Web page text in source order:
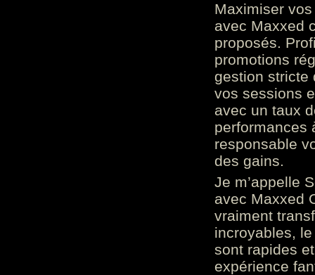
Maximiser
avec Maxxed
proposés.
promotions
gestion stricte
vos sessions
avec un taux
performances
responsable
des gains.
Je m’appelle
avec Maxxed
vraiment
incroyables,
sont rapides
expérience